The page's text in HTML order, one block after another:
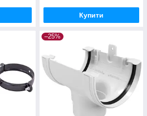
Купити
–25%